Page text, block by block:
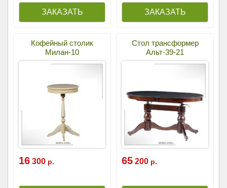
Кофейный столик
Милан-10
16 300 р.
Стол трансформер
Альт-39-21
65 200 р.